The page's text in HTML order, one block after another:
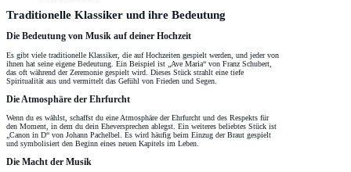
Traditionelle Klassiker und ihre Bedeutung
Die Bedeutung von Musik auf deiner Hochzeit
Es gibt viele traditionelle Klassiker, die auf Hochzeiten gespielt werden, und jeder von
ihnen hat seine eigene Bedeutung. Ein Beispiel ist „Ave Maria“ von Franz Schubert,
das oft während der Zeremonie gespielt wird. Dieses Stück strahlt eine tiefe
Spiritualität aus und vermittelt das Gefühl von Frieden und Segen.
Die Atmosphäre der Ehrfurcht
Wenn du es wählst, schaffst du eine Atmosphäre der Ehrfurcht und des Respekts für
den Moment, in dem du dein Eheversprechen ablegst. Ein weiteres beliebtes Stück ist
„Canon in D“ von Johann Pachelbel. Es wird häufig beim Einzug der Braut gespielt
und symbolisiert den Beginn eines neuen Kapitels im Leben.
Die Macht der Musik